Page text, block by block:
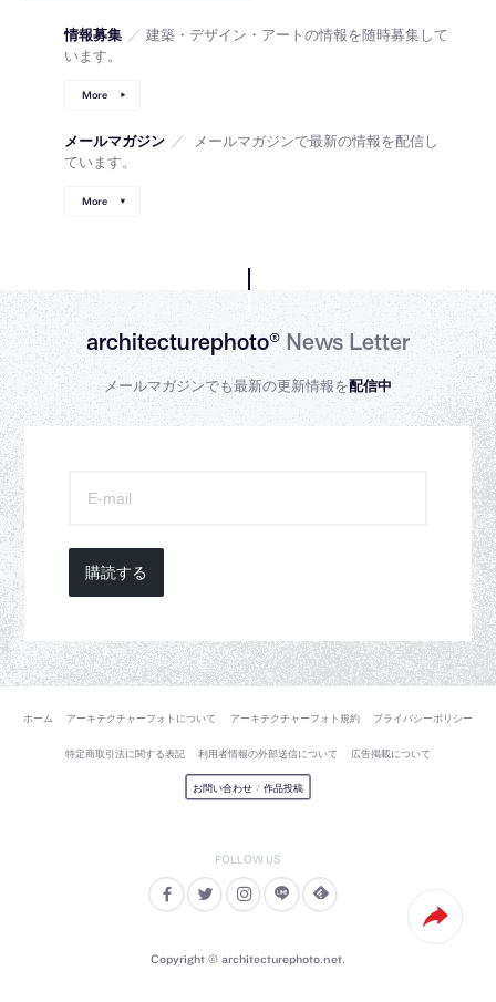
情報募集 ／ 建築・デザイン・アートの情報を随時募集して
います。
More
メールマガジン ／
メールマガジンで最新の情報を配信し
ています。
More
architecturephoto®News Letter
メールマガジンでも最新の更新情報を配信中
購読する
ホーム アーキテクチャーフォトについて アーキテクチャーフォト規約 プライバシーポリシー
特定商取引法に関する表記 利用者情報の外部送信について 広告掲載について
お問い合わせ / 作品投稿
Copyright © architecturephoto.net.